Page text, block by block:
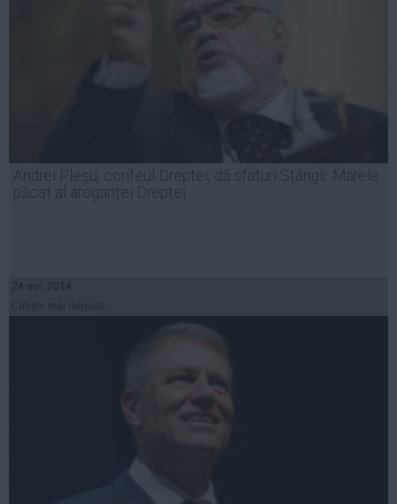
Andrei Pleşu, corifeul Dreptei, dă sfaturi Stângii. Marele
păcat al aroganței Dreptei
24 noi, 2014